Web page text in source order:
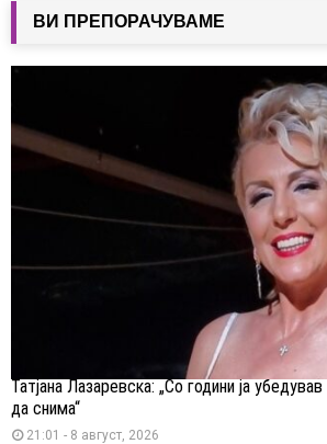
ВИ ПРЕПОРАЧУВАМЕ
Татјана Лазаревска: „Со години ја
да снима“
21:01 - 8 август, 2026